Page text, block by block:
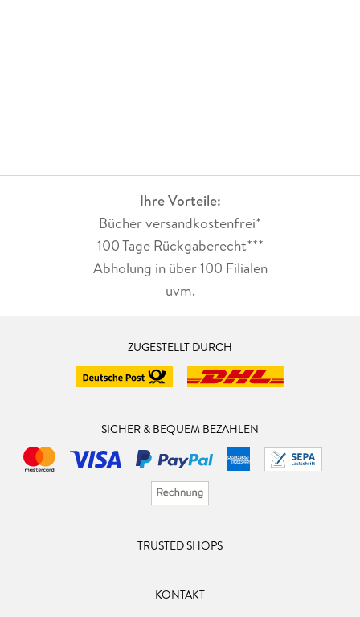
Ihre Vorteile:
Bücher versandkostenfrei*
100 Tage Rückgaberecht***
Abholung in über 100 Filialen
uvm.
ZUGESTELLT DURCH
SICHER & BEQUEM BEZAHLEN
TRUSTED SHOPS
KONTAKT